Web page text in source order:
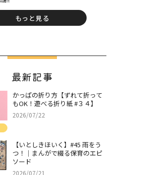
もっと見る
最新記事
かっぱの折り方【ずれて折って
もOK！遊べる折り紙 #３４】
2026/07/22
【いとしきほいく】#45 雨をう
つ！｜まんがで綴る保育のエピ
ソード
2026/07/21